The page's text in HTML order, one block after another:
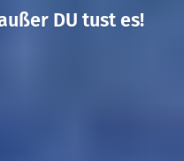
DU tust es!